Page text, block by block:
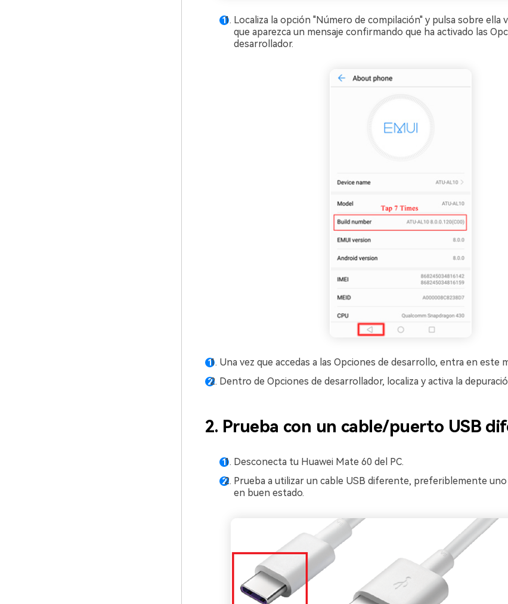
Localiza la opción "Número de compilación" y pulsa sobre ella
que aparezca un mensaje confirmando que ha activado las
desarrollador.
Una vez que accedas a las Opciones de desarrollo, entra en este
Dentro de Opciones de desarrollador, localiza y activa la
2. Prueba con un cable/puerto USB
Desconecta tu Huawei Mate 60 del PC.
Prueba a utilizar un cable USB diferente, preferiblemente uno
en buen estado.